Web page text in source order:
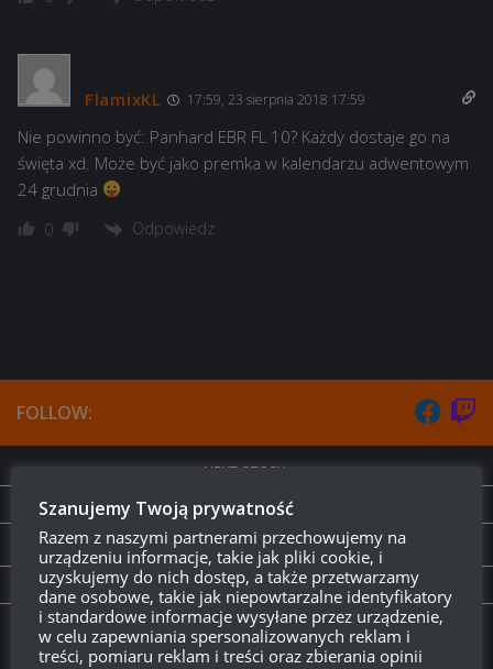
FlamixKL 17:59, 23 sierpnia 2018 17:59
Nie powinno być: Panhard EBR FL 10? Każdy dostaje go na
święta xd. Może być jako premka w kalendarzu adwentowym
24 grudnia
0 Odpowiedz
FOLLOW:
NEXT STORY
M4A1 Revalorisé na wypożyczenie – kod bonusowy
PREVIOUS STORY
Kod bonusowy – World of Tanks
Twitch.tv - Zurugula
Szanujemy Twoją prywatność
Razem z naszymi partnerami przechowujemy na
urządzeniu informacje, takie jak pliki cookie, i
uzyskujemy do nich dostęp, a także przetwarzamy
dane osobowe, takie jak niepowtarzalne identyfikatory
i standardowe informacje wysyłane przez urządzenie,
w celu zapewniania spersonalizowanych reklam i
treści, pomiaru reklam i treści oraz zbierania opinii